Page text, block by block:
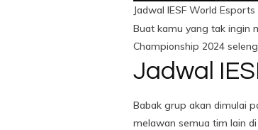
Jadwal IESF World
Buat kamu yang tak ingin
Championship 2024
Jadwal
Babak grup akan dimulai
melawan semua tim lain